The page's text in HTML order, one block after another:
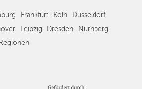
Düsseldorf
Stuttgart
Nürnberg
Frankfurt Köln
Düsseldorf
Leipzig Dresden
Nürnberg